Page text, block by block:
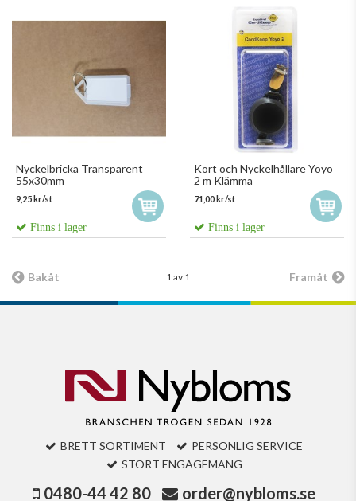
Nyckelbricka Transparent
55x30mm
9,25 kr/st
Finns i lager
Kort och Nyckelhållare Yoyo
2 m Klämma
71,00 kr/st
Finns i lager
Bakåt 1 av 1 Framåt
BRETT SORTIMENT
PERSONLIG SERVICE
STORT ENGAGEMANG
0480-44 42 80 order@nybloms.se